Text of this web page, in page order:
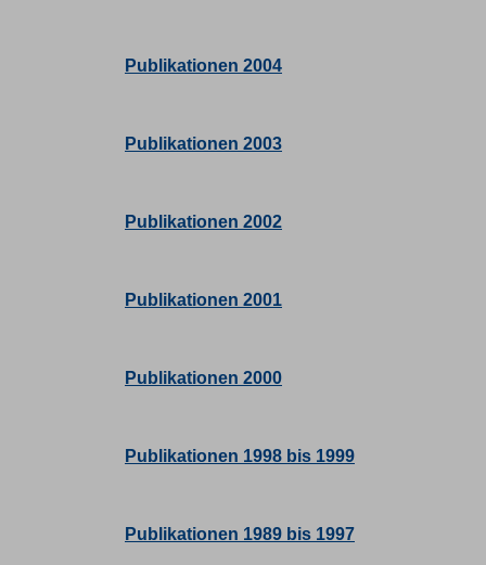
Publikationen 2004
Publikationen 2003
Publikationen 2002
Publikationen 2001
Publikationen 2000
Publikationen 1998 bis 1999
Publikationen 1989 bis 1997